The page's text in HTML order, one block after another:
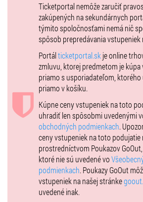
Pre návštevníkov je pripravený aj festivalový
motonávštevníkov motozóna, pre deti
detským programom. Ozajstná zábava na
Tak neváhaj a kupuj akčné lístky!
Zľavy: bez nároku na zľavy.
Ticketportal nemôže zaručiť
zakúpených na sekundárnych
týmito spoločnosťami nemá nič
spôsob prepredávania vstupeniek
Portálticketportal.sk je online
zmluvu, ktorej predmetom je
priamo s usporiadateľom, ktorého
priamo v košíku.
Kúpne ceny vstupeniek na toto
uhradiť len spôsobmi uvedenými
obchodných podmienkach.
ceny vstupeniek na toto podujatie
prostredníctvom Poukazov
ktoré nie sú uvedené vo
podmienkach. Poukazy GoOut
vstupeniek na našej stránke
uvedené inak.